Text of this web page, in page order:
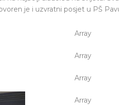
je i uzvratni posjet u PŠ
Array
Array
Array
Array